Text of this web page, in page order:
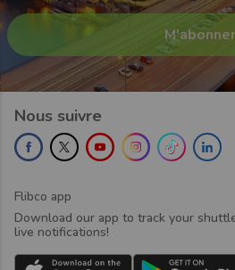
Nous suivre
Flibco app
Download our app to track your
live notifications!